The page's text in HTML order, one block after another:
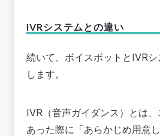
IVRシステムとの違い
続いて、ボイスボットとIVR
します。
IVR（音声ガイダンス）とは
あった際に「あらかじめ用意